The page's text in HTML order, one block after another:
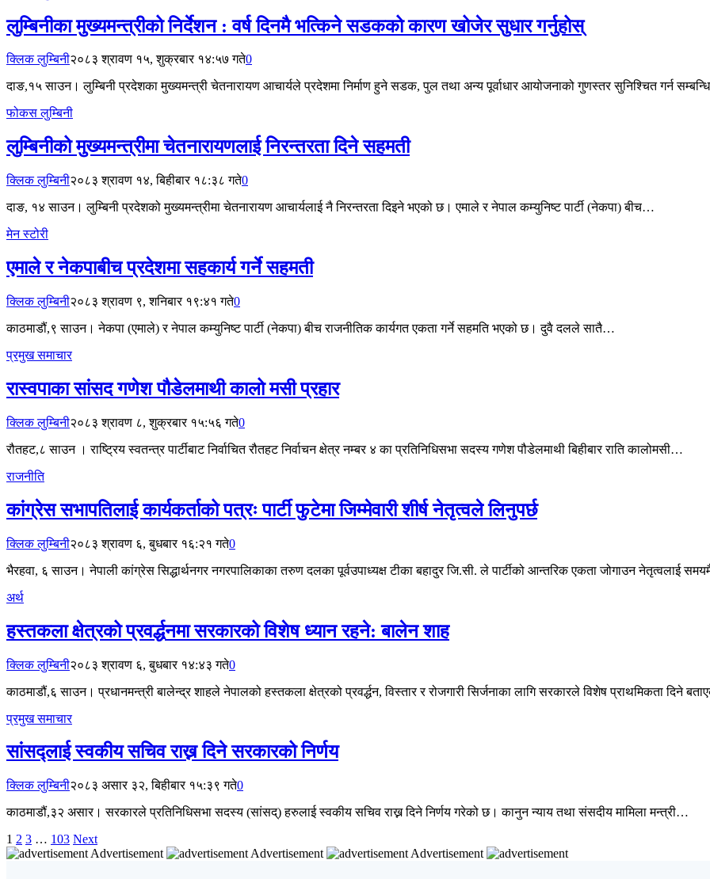
लुम्बिनीका मुख्यमन्त्रीको निर्देशन : वर्ष दिनमै भत्किने सडकको कारण खोजेर सुधार गर्नुहोस्
क्लिक लुम्बिनी२०८३ श्रावण १५, शुक्रबार १४:५७ गते0
दाङ,१५ साउन। लुम्बिनी प्रदेशका मुख्यमन्त्री चेतनारायण आचार्यले प्रदेशमा निर्माण हुने सडक, पुल तथा अन्य पूर्वाधार आयोजनाको गुणस्तर सुनिश्चित गर्न
फोकस लुम्बिनी
लुम्बिनीको मुख्यमन्त्रीमा चेतनारायणलाई निरन्तरता दिने सहमती
क्लिक लुम्बिनी२०८३ श्रावण १४, बिहीबार १८:३८ गते0
दाङ, १४ साउन। लुम्बिनी प्रदेशको मुख्यमन्त्रीमा चेतनारायण आचार्यलाई नै निरन्तरता दिइने भएको छ। एमाले र नेपाल कम्युनिष्ट पार्टी (नेकपा) बीच…
मेन स्टोरी
एमाले र नेकपाबीच प्रदेशमा सहकार्य गर्ने सहमती
क्लिक लुम्बिनी२०८३ श्रावण ९, शनिबार १९:४१ गते0
काठमाडौं,९ साउन। नेकपा (एमाले) र नेपाल कम्युनिष्ट पार्टी (नेकपा) बीच राजनीतिक कार्यगत एकता गर्ने सहमति भएको छ। दुवै दलले सातै…
प्रमुख समाचार
रास्वपाका सांसद गणेश पौडेलमाथी कालो मसी प्रहार
क्लिक लुम्बिनी२०८३ श्रावण ८, शुक्रबार १५:५६ गते0
रौतहट,८ साउन । राष्ट्रिय स्वतन्त्र पार्टीबाट निर्वाचित रौतहट निर्वाचन क्षेत्र नम्बर ४ का प्रतिनिधिसभा सदस्य गणेश पौडेलमाथी बिहीबार राति कालोमसी…
राजनीति
कांग्रेस सभापतिलाई कार्यकर्ताको पत्रः पार्टी फुटेमा जिम्मेवारी शीर्ष नेतृत्वले लिनुपर्छ
क्लिक लुम्बिनी२०८३ श्रावण ६, बुधबार १६:२१ गते0
भैरहवा, ६ साउन। नेपाली कांग्रेस सिद्धार्थनगर नगरपालिकाका तरुण दलका पूर्वउपाध्यक्ष टीका बहादुर जि.सी. ले पार्टीको आन्तरिक एकता जोगाउन नेतृत्वलाई
अर्थ
हस्तकला क्षेत्रको प्रवर्द्धनमा सरकारको विशेष ध्यान रहने: बालेन शाह
क्लिक लुम्बिनी२०८३ श्रावण ६, बुधबार १४:४३ गते0
काठमाडौं,६ साउन। प्रधानमन्त्री बालेन्द्र शाहले नेपालको हस्तकला क्षेत्रको प्रवर्द्धन, विस्तार र रोजगारी सिर्जनाका लागि सरकारले विशेष प्राथमिकता दिने
प्रमुख समाचार
सांसद्लाई स्वकीय सचिव राख्न दिने सरकारको निर्णय
क्लिक लुम्बिनी२०८३ असार ३२, बिहीबार १५:३९ गते0
काठमाडौं,३२ असार। सरकारले प्रतिनिधिसभा सदस्य (सांसद्) हरुलाई स्वकीय सचिव राख्न दिने निर्णय गरेको छ। कानुन न्याय तथा संसदीय मामिला मन्त्री…
1 2 3 … 103 Next
Advertisement
Advertisement Advertisement